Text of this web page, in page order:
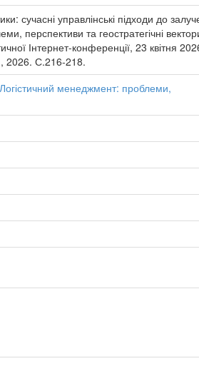
сучасні управлінські підходи до
перспективи та геостратегічні
Інтернет-конференції, 23 квітня
2026. С.216-218.
менеджмент: проблеми,